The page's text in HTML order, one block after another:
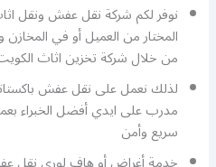
نوفر لكم شركة نقل عفش ونقل
المختار من العميل أو في المخازن
من خلال شركة تخزين اثاث
لذلك نعمل على نقل عفش
مدرب على ايدي أفضل الخبراء
سريع وأمن